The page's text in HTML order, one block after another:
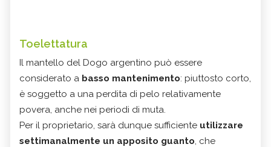
Toelettatura
Il mantello del Dogo argentino può essere
considerato a basso mantenimento: piuttosto corto,
è soggetto a una perdita di pelo relativamente
povera, anche nei periodi di muta.
Per il proprietario, sarà dunque sufficiente utilizzare
settimanalmente un apposito guanto , che